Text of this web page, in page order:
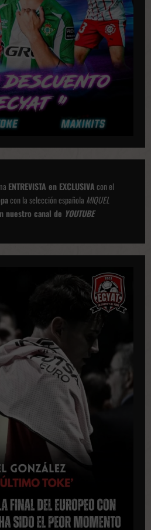
ENTREVISTA en EXCLUSIVAcon el
con la selección española MIQUEL
nuestro canal de YOUTUBE